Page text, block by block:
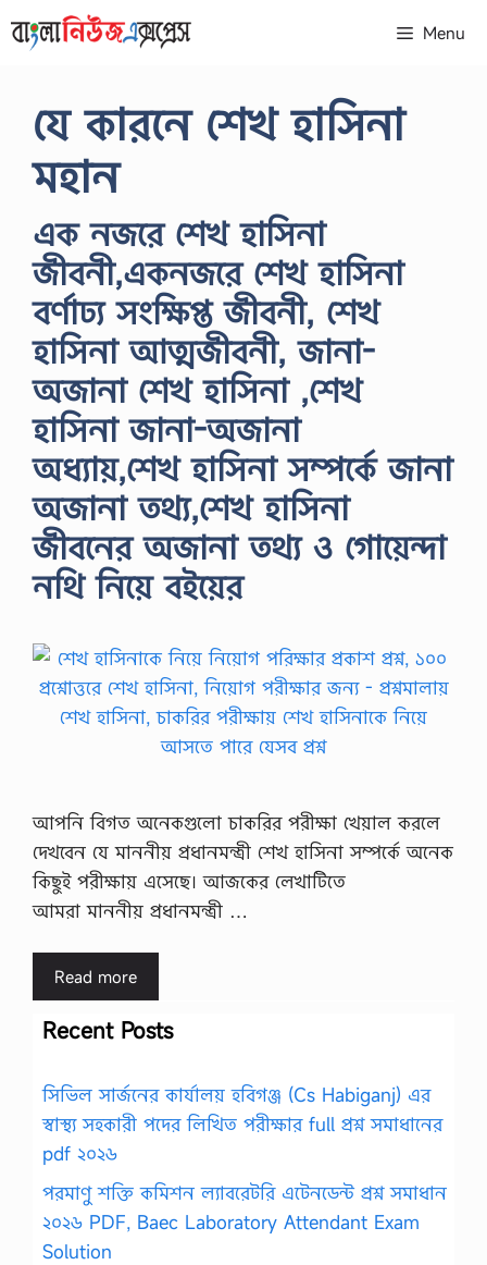
to
Menu
যে কারনে শেখ হাসিনা
মহান
এক নজরে শেখ হাসিনা
জীবনী,একনজরে শেখ হাসিনা
বর্ণাঢ্য সংক্ষিপ্ত জীবনী, শেখ
হাসিনা আত্মজীবনী, জানা-
অজানা শেখ হাসিনা ,শেখ
হাসিনা জানা-অজানা
অধ্যায়,শেখ হাসিনা সম্পর্কে জানা
অজানা তথ্য,শেখ হাসিনা
জীবনের অজানা তথ্য ও গোয়েন্দা
নথি নিয়ে বইয়ের
আপনি বিগত অনেকগুলো চাকরির পরীক্ষা খেয়াল করলে
দেখবেন যে মাননীয় প্রধানমন্ত্রী শেখ হাসিনা সম্পর্কে অনেক
কিছুই পরীক্ষায় এসেছে। আজকের লেখাটিতে
আমরা মাননীয় প্রধানমন্ত্রী …
Read more
Recent Posts
সিভিল সার্জনের কার্যালয় হবিগঞ্জ (Cs Habiganj) এর
স্বাস্থ্য সহকারী পদের লিখিত পরীক্ষার full প্রশ্ন সমাধানের
pdf ২০২৬
পরমাণু শক্তি কমিশন ল্যাবরেটরি এটেনডেন্ট প্রশ্ন সমাধান
২০২৬ PDF, Baec Laboratory Attendant Exam
Solution